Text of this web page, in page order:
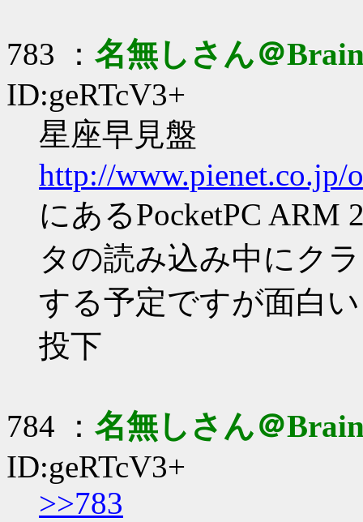
783 ： 名無しさん＠
ID:geRTcV3+
星座早見盤
http://www.pienet.co.jp/
にあるPocketPC ARM
タの読み込み中にク
する予定ですが面白
投下
784 ： 名無しさん＠
ID:geRTcV3+
>>783